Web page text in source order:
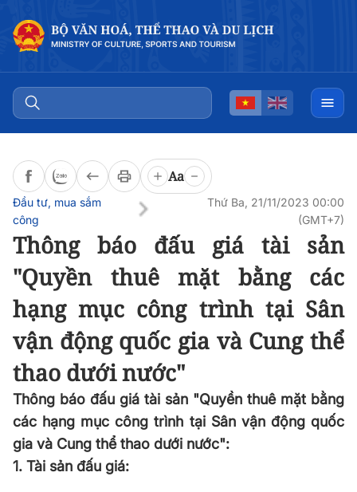
Aa
Đầu tư, mua sắm
công
Thứ Ba, 21/11/2023 00:00
(GMT+7)
Thông báo đấu giá tài sản
"Quyền thuê mặt bằng các
hạng mục công trình tại Sân
vận động quốc gia và Cung thể
thao dưới nước"
Thông báo đấu giá tài sản "Quyền thuê mặt bằng
các hạng mục công trình tại Sân vận động quốc
gia và Cung thể thao dưới nước":
1. Tài sản đấu giá:
Đọc bài